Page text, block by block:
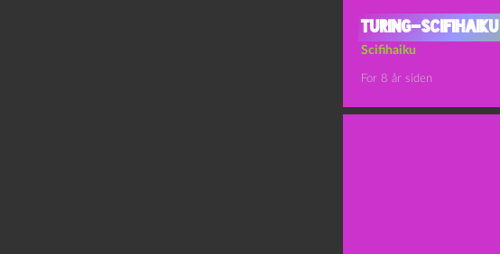
Turing-scifihaiku
Scifihaiku
For 8 år siden